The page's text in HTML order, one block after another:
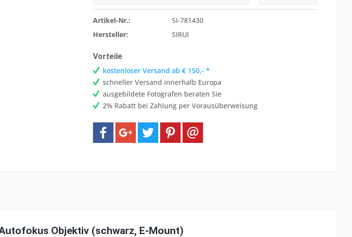
Artikel-Nr.:
SI-781430
Hersteller:
SIRUI
Vorteile
kostenloser Versand ab € 150,- *
schneller Versand innerhalb Europa
ausgebildete Fotografen beraten Sie
2% Rabatt bei Zahlung per Vorausüberweisung
Autofokus Objektiv (schwarz, E-Mount)